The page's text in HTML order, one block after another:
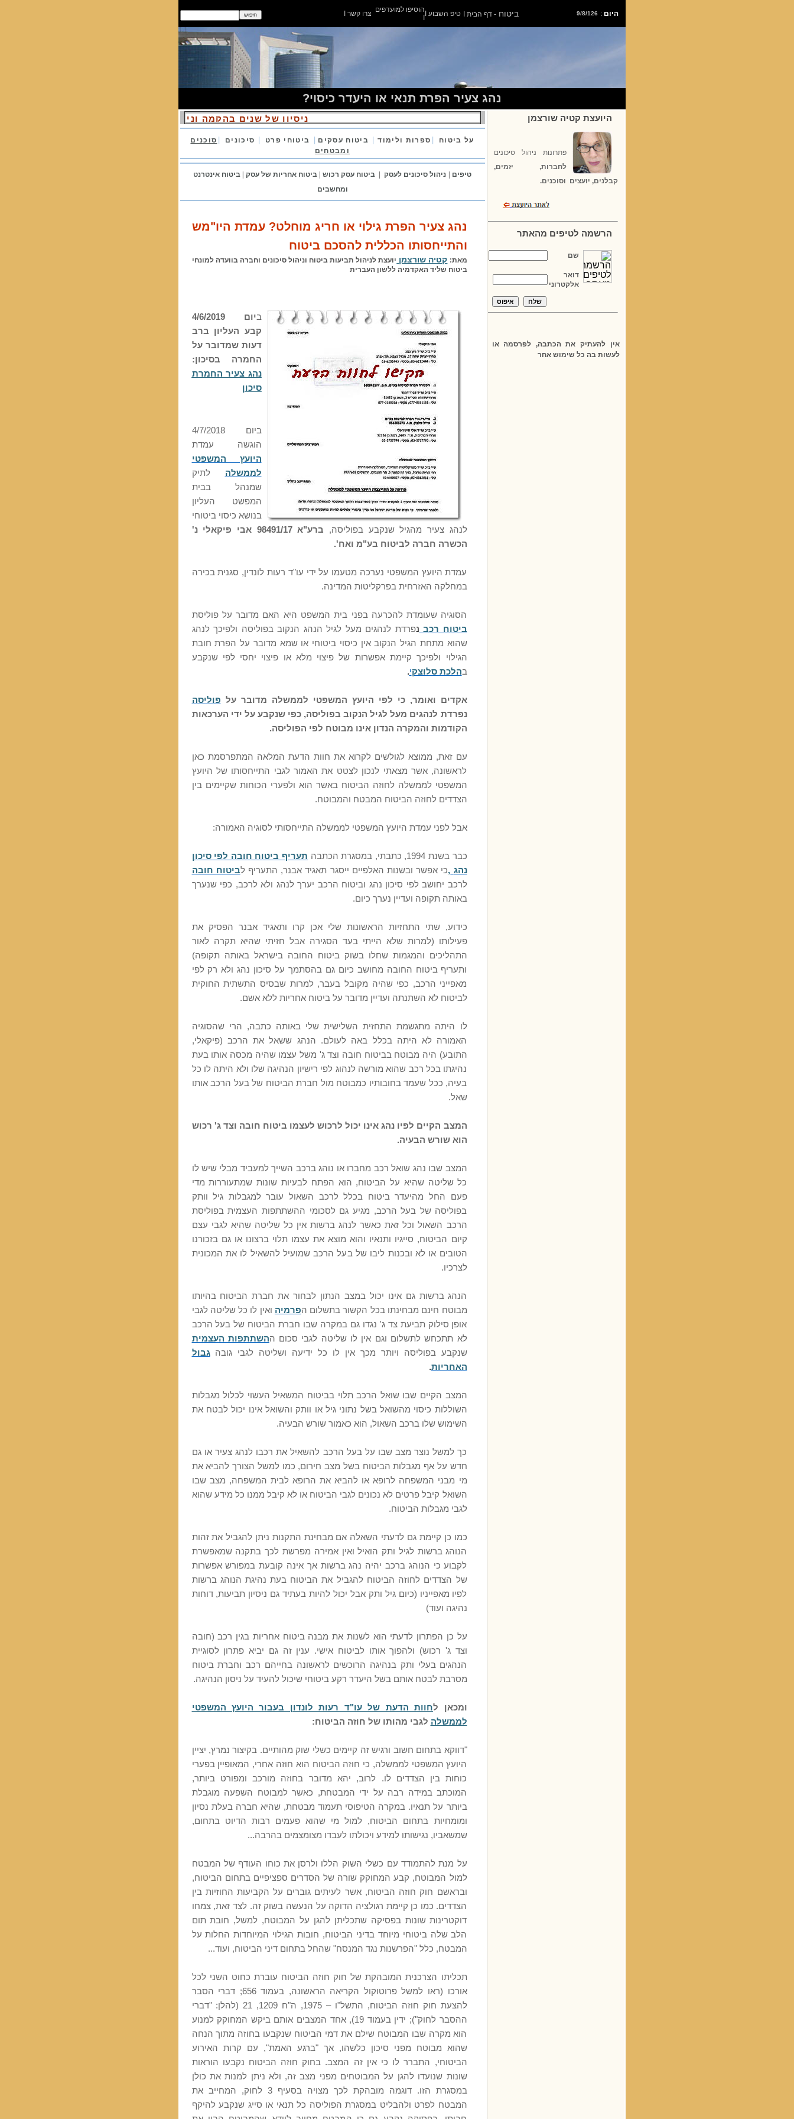
היום :
9/8/126 ביטוח- דף הבית טיפ השבוע Iהוסיפו למועדפים צרו קשר
נהג צעיר הפרת תנאי או היעדר כיסוי?
היועצת קטיה שורצמן
פתרונות ניהול סיכונים
לחברות, יזמים,
קבלנים, יועצים וסוכנים.
הרשמה לטיפים מהאתר
שם
דואר
אלקטרוני
אין להעתיק את הכתבה, לפרסמה או
לעשות בה כל שימוש אחר
ניסיון של שנים בהקמה וניהול של אתרי ביטוח
על ביטוח | ספרות ולימוד | ביטוח עסקים | ביטוחי פרט | סיכונים | סוכנים
ומבטחים
טיפים ניהול סיכונים לעסק ביטוח עסק רכוש ביטוח אחריות של עסק
ביטוח אינטרנט
ומחשבים
נהג צעיר הפרת גילוי או חריג מוחלט? עמדת היו"מש
והתייחסותו הכללית להסכם ביטוח
מאת: קטיה שורצמן יועצת לניהול תביעות ביטוח וניהול סיכונים וחברה בוועדה למונחי
ביטוח שליד האקדמיה ללשון העברית
ב
יום 4/6/2019
קבע העליון ברב
דעות שמדובר על
החמרה בסיכון:
נהג צעיר החמרת
סיכון
ביום 4/7/2018
הוגשה עמדת
היועץ המשפטי
לממשלה
לתיק
שמנהל בבית
המפשט העליון
בנושא כיסוי ביטוחי
לנהג צעיר מהגיל שנקבע בפוליסה,
ברע"א 98491/17 אבי פיקאלי נ'
הכשרה חברה לביטוח בע"מ ואח'.
עמדת היועץ המשפטי נערכה מטעמו על ידי עו"ד רעות לונדין, סגנית בכירה
במחלקה האזרחית בפרקליטות המדינה.
הסוגיה שעומדת להכרעה בפני בית המשפט היא האם מדובר על פוליסת
ביטוח רכב נפרדת לנהגים מעל לגיל הנהג הנקוב בפוליסה ולפיכך לנהג
שהוא מתחת הגיל הנקוב אין כיסוי ביטוחי או שמא מדובר על הפרת חובת
הגילוי ולפיכך קיימת אפשרות של פיצוי מלא או פיצוי יחסי לפי שנקבע
בהלכת סלוצקי.
אקדים ואומר, כי לפי היועץ המשפטי לממשלה מדובר על פוליסה
נפרדת לנהגים מעל לגיל הנקוב בפוליסה, כפי שנקבע על ידי הערכאות
הקודמות והמקרה הנדון אינו מבוטח לפי הפוליסה.
עם זאת, ממוצא לגולשים לקרוא את חוות הדעת המלאה המתפרסמת כאן
לראשונה, אשר מצאתי לנכון לצטט את האמור לגבי התייחסותו של היועץ
המשפטי לממשלה לחוזה הביטוח באשר הוא ולפערי הכוחות שקיימים בין
הצדדים לחוזה הביטוח המבטח והמבוטח.
אבל לפני עמדת היועץ המשפטי לממשלה התייחסותי לסוגיה האמורה:
כבר בשנת 1994, כתבתי, במסגרת הכתבה
תעריף ביטוח חובה לפי סיכון
נהג ,כי אפשר ובשנות האלפיים ייסגר תאגיד אבנר, התעריף לביטוח חובה
לרכב יחושב לפי סיכון נהג וביטוח הרכב יערך לנהג ולא לרכב, כפי שנערך
באותה תקופה ועדיין נערך כיום.
כידוע, שתי התחזיות הראשונות שלי אכן קרו ותאגיד אבנר הפסיק את
פעילותו (למרות שלא הייתי בעד הסגירה אבל חזיתי שהיא תקרה לאור
התהליכים והמגמות שחלו בשוק ביטוח החובה בישראל באותה תקופה)
ותעריף ביטוח החובה מחושב כיום גם בהסתמך על סיכון נהג ולא רק לפי
מאפייני הרכב, כפי שהיה מקובל בעבר, למרות שבסיס התשתית החוקית
לביטוח לא השתנתה ועדיין מדובר על ביטוח אחריות ללא אשם.
לו היתה מתגשמת התחזית השלישית שלי באותה כתבה, הרי שהסוגיה
האמורה לא היתה בכלל באה לעולם. הנהג ששאל את הרכב (פיקאלי,
התובע) היה מבוטח בביטוח חובה וצד ג' משל עצמו שהיה מכסה אותו בעת
נהיגתו בכל רכב שהוא מורשה לנהוג לפי רישיון הנהיגה שלו ולא היתה לו כל
בעיה, ככל שעמד בחובותיו כמבוטח מול חברת הביטוח של בעל הרכב אותו
שאל.
המצב הקיים לפיו נהג אינו יכול לרכוש לעצמו ביטוח חובה וצד ג' רכוש
הוא שורש הבעיה.
המצב שבו נהג שואל רכב מחברו או נוהג ברכב השייך למעביד מבלי שיש לו
כל שליטה שהיא על הביטוח, הוא הפתח לבעיות שונות שמתעוררות מדי
פעם החל מהיעדר ביטוח בכלל לרכב השאול עובר למגבלות גיל וותק
בפוליסה של בעל הרכב, מגיע גם לסכומי ההשתתפות העצמית בפוליסת
הרכב השאול וכל זאת כאשר לנהג ברשות אין כל שליטה שהיא לגבי עצם
קיום הביטוח, סייגיו ותנאיו והוא מוצא את עצמו תלוי ברצונו או גם בזכורנו
הטובים או לא ובכנות ליבו של בעל הרכב שמועיל להשאיל לו את המכונית
לצרכיו.
הנהג ברשות גם אינו יכול במצב הנתון לבחור את חברת הביטוח בהיותו
מבוטח חינם מבחינתו בכל הקשור בתשלום הפרמיה ואין לו כל שליטה לגבי
אופן סילוק תביעת צד ג' נגדו גם במקרה שבו חברת הביטוח של בעל הרכב
לא תתכחש לתשלום וגם אין לו שליטה לגבי סכום ההשתתפות העצמית
שנקבע בפוליסה ויותר מכך אין לו כל ידיעה ושליטה לגבי גובה גבול
האחריות.
המצב הקיים שבו שואל הרכב תלוי בביטוח המשאיל העשוי לכלול מגבלות
השוללות כיסוי מהשואל בשל נתוני גיל או וותק והשואל אינו יכול לבטח את
השימוש שלו ברכב השאול, הוא כאמור שורש הבעיה.
כך למשל נוצר מצב שבו על בעל הרכב להשאיל את רכבו לנהג צעיר או גם
חדש על אף מגבלות הביטוח בשל מצב חירום, כמו למשל הצורך להביא את
מי מבני המשפחה לרופא או להביא את הרופא לבית המשפחה, מצב שבו
השואל קיבל פרטים לא נכונים לגבי הביטוח או לא קיבל ממנו כל מידע שהוא
לגבי מגבלות הביטוח.
כמו כן קיימת גם לדעתי השאלה אם מבחינת התקנות ניתן להגביל את זהות
הנוהג ברשות לגיל ותק הואיל ואין אמירה מפרשת לכך בתקנה שמאפשרת
לקבוע כי הנוהג ברכב יהיה נהג ברשות אך אינה קובעת במפורש אפשרות
של הצדדים לחוזה הביטוח להגביל את הביטוח בעת נהיגת הנוהג ברשות
לפיו מאפייניו (כיום גיל ותק אבל יכול להיות בעתיד גם ניסיון תביעות, דוחות
נהיגה ועוד)
על כן הפתרון לדעתי הוא לשנות את מבנה ביטוח אחריות בגין רכב (חובה
וצד ג' רכוש) ולהפוך אותו לביטוח אישי. ענין זה גם יביא פתרון לסוגיית
הנהגים בעלי ותק בנהיגה הרוכשים לראשונה בחייהם רכב וחברת ביטוח
מסרבת לבטח אותם בשל היעדר רקע ביטוחי שיכול להעיד על ניסון הנהיגה.
ומכאן לחוות הדעת של עו"ד רעות לונדון בעבור היועץ המשפטי
לממשלה לגבי מהותו של חוזה הביטוח:
"דווקא בתחום חשוב ורגיש זה קיימים כשלי שוק מהותיים. בקיצור נמרץ, יציין
היועץ המשפטי לממשלה, כי חוזה הביטוח הוא חוזה אחרי, המאופיין בפערי
כוחות בין הצדדים לו. לרוב, יהא מדובר בחוזה מורכב ומפורט ביותר,
המוכתב במידה רבה על ידי המבטחת, כאשר למבוטח השפעה מוגבלת
ביותר על תנאיו. במקרה הטיפוסי תעמוד מבטחת, שהיא חברה בעלת נסיון
ומומחיות בתחום הביטוח, למול מי שהוא פעמים רבות הדיוט בתחום,
שמשאביו, נגישותו למידע ויכולתו לעבדו מצומצמים בהרבה...
על מנת להתמודד עם כשלי השוק הללו ולרסן את כוחו העודף של המבטח
למול המבוטח, קבע המחוקק שורה של הסדרים ספציפיים בתחום הביטוח,
ובראשם חוק חוזה הביטוח, אשר לעיתים גוברים על הקביעות החוזיות בין
הצדדים. כמו כן קיימת רגולציה הדוקה על הנעשה בשוק זה. לצד זאת, צמחו
דוקטרינות שונות בפסיקה שתכליתן להגן על המבוטח, למשל, חובת תום
הלב שלה ביטוחי מיוחד בדיני הביטוח, חובות הגילוי המיוחדות החלות על
המבטח, כלל "הפרשנות נגד המנסח" שהחל בתחום דיני הביטוח, ועוד...
תכליתו הצרכנית המובהקת של חוק חוזה הביטוח עוברת כחוט השני לכל
אורכו (ראו למשל פרוטוקול הקריאה הראשונה, בעמוד 656; דברי הסבר
להצעת חוק חוזה הביטוח, התשל"ו – 1975, ה"ח 1209, 21 (להלן: "דברי
ההסבר לחוק"); ידין בעמוד 19), אחד המצבים אותם ביקש המחוקק למנוע
הוא מקרה שבו המבוטח שילם את דמי הביטוח שנקבעו בחוזה מתוך הנחה
שהוא מבוטח מפני סיכון כלשהו, אך "ברגע האמת", עם קרות האירוע
הביטוחי, התברר לו כי אין זה המצב. בחוק חוזה הביטוח נקבעו הוראות
שונות שנועדו להגן על המבוטחים מפני מצב זה, ולא ניתן למנות את כולן
במסגרת הזו. דוגמה מובהקת לכך מצויה בסעיף 3 לחוק, המחייב את
המבטח לפרט ולהבליט במסגרת הפוליסה כל תנאי או סייג שנקבע להיקף